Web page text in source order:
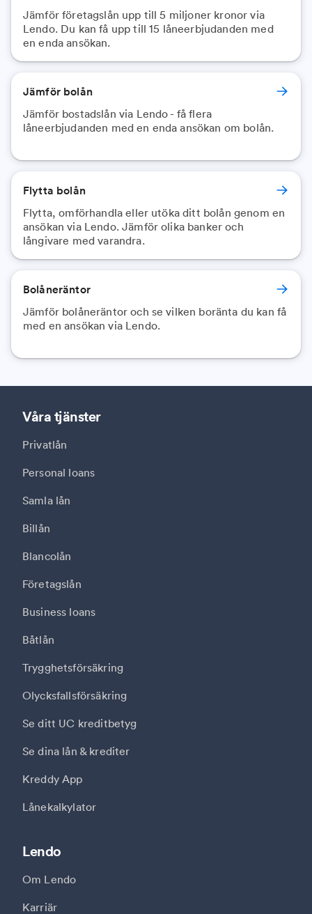
Jämför företagslån upp till 5 miljoner kronor via
Lendo. Du kan få upp till 15 låneerbjudanden med
en enda ansökan.
Jämför bolån
Jämför bostadslån via Lendo - få flera
låneerbjudanden med en enda ansökan om bolån.
Flytta bolån
Flytta, omförhandla eller utöka ditt bolån genom en
ansökan via Lendo. Jämför olika banker och
långivare med varandra.
Bolåneräntor
Jämför bolåneräntor och se vilken boränta du kan få
med en ansökan via Lendo.
Våra tjänster
Privatlån
Personal loans
Samla lån
Billån
Blancolån
Företagslån
Business loans
Båtlån
Trygghetsförsäkring
Olycksfallsförsäkring
Se ditt UC kreditbetyg
Se dina lån & krediter
Kreddy App
Lånekalkylator
Lendo
Om Lendo
Karriär